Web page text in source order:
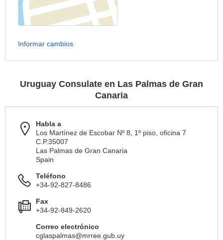
Informar cambios
Uruguay Consulate en Las Palmas de Gran
Canaria
Habla a
Los Martínez de Escobar Nº 8, 1º piso, oficina 7
C.P.35007
Las Palmas de Gran Canaria
Spain
Teléfono
+34-92-827-8486
Fax
+34-92-849-2620
Correo electrónico
cglaspalmas@mrree.gub.uy